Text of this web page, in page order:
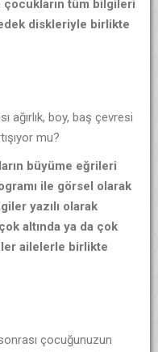
tüm bilgileri
diskleriyle birlikte
ağırlık, boy, baş çevresi
mu?
büyüme eğrileri
ile görsel olarak
yazılı olarak
altında ya da çok
ailelerle birlikte
çocuğunuzun